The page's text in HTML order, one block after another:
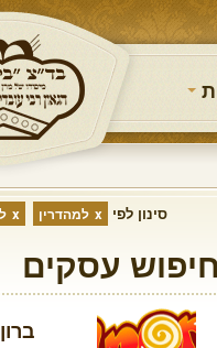
סינון לפי למהדרין
חיפוש עסקים